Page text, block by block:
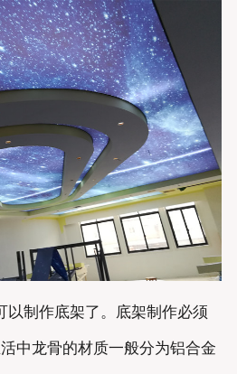
以制作底架了。底架制作必须
中龙骨的材质一般分为铝合金